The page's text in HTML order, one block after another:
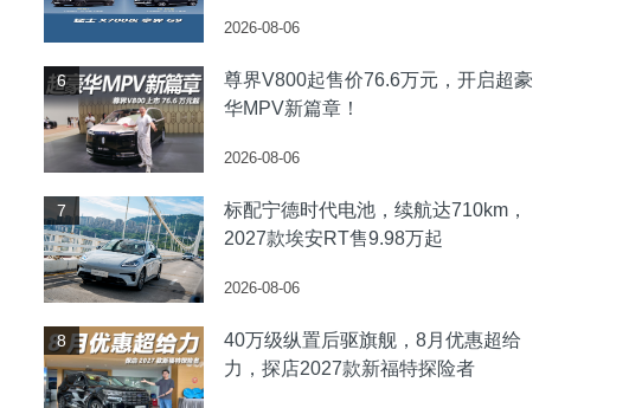
2026-08-06
6
尊界V800起售价76.6万元，开启超豪
华MPV新篇章！
2026-08-06
7
标配宁德时代电池，续航达710km，
2027款埃安RT售9.98万起
2026-08-06
8
40万级纵置后驱旗舰，8月优惠超给
力，探店2027款新福特探险者